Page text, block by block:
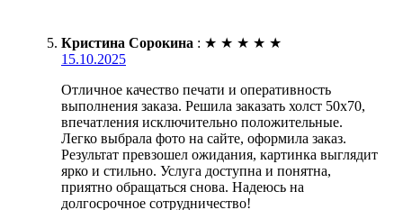
Кристина Сорокина : ★ ★ ★ ★ ★
15.10.2025
Отличное качество печати и оперативность
выполнения заказа. Решила заказать холст 50х70,
впечатления исключительно положительные.
Легко выбрала фото на сайте, оформила заказ.
Результат превзошел ожидания, картинка выглядит
ярко и стильно. Услуга доступна и понятна,
приятно обращаться снова. Надеюсь на
долгосрочное сотрудничество!